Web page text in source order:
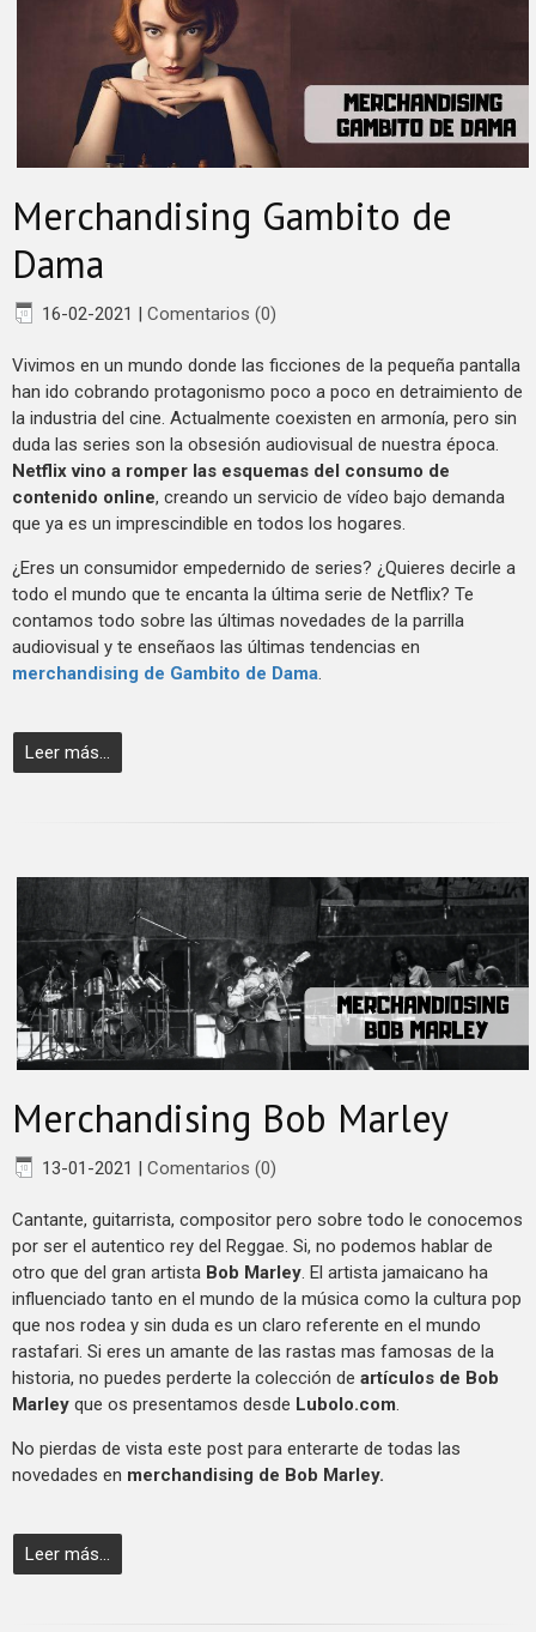
Merchandising Gambito de
Dama
16-02-2021 Comentarios (0)
Vivimos en un mundo donde las ficciones de la pequeña pantalla
han ido cobrando protagonismo poco a poco en detraimiento de
la industria del cine. Actualmente coexisten en armonía, pero sin
duda las series son la obsesión audiovisual de nuestra época.
Netflix vino a romper las esquemas del consumo de
contenido online, creando un servicio de vídeo bajo demanda
que ya es un imprescindible en todos los hogares.
¿Eres un consumidor empedernido de series? ¿Quieres decirle a
todo el mundo que te encanta la última serie de Netflix? Te
contamos todo sobre las últimas novedades de la parrilla
audiovisual y te enseñaos las últimas tendencias en
merchandising de Gambito de Dama.
Leer más...
Merchandising Bob Marley
13-01-2021 | Comentarios (0)
Cantante, guitarrista, compositor pero sobre todo le conocemos
por ser el autentico rey del Reggae. Si, no podemos hablar de
otro que del gran artista Bob Marley. El artista jamaicano ha
influenciado tanto en el mundo de la música como la cultura pop
que nos rodea y sin duda es un claro referente en el mundo
rastafari. Si eres un amante de las rastas mas famosas de la
historia, no puedes perderte la colección de artículos de Bob
Marley que os presentamos desde Lubolo.com.
No pierdas de vista este post para enterarte de todas las
novedades en merchandising de Bob Marley.
Leer más...